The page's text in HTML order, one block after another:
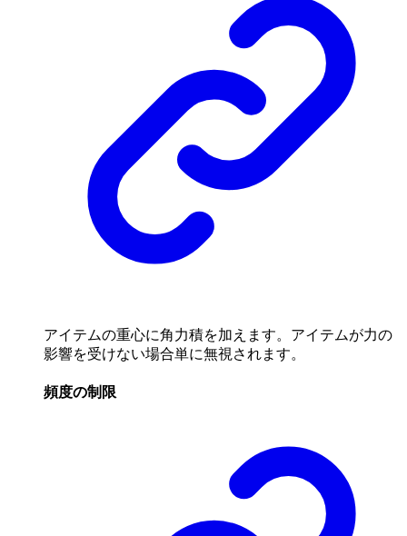
アイテムの重心に角力積を加えます。アイテムが力の
影響を受けない場合単に無視されます。
頻度の制限